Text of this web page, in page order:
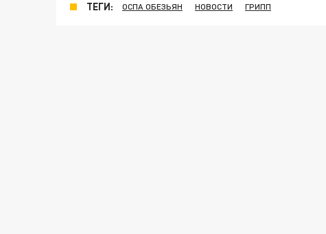
ТЕГИ: ОСПА ОБЕЗЬЯН НОВОСТИ ГРИПП